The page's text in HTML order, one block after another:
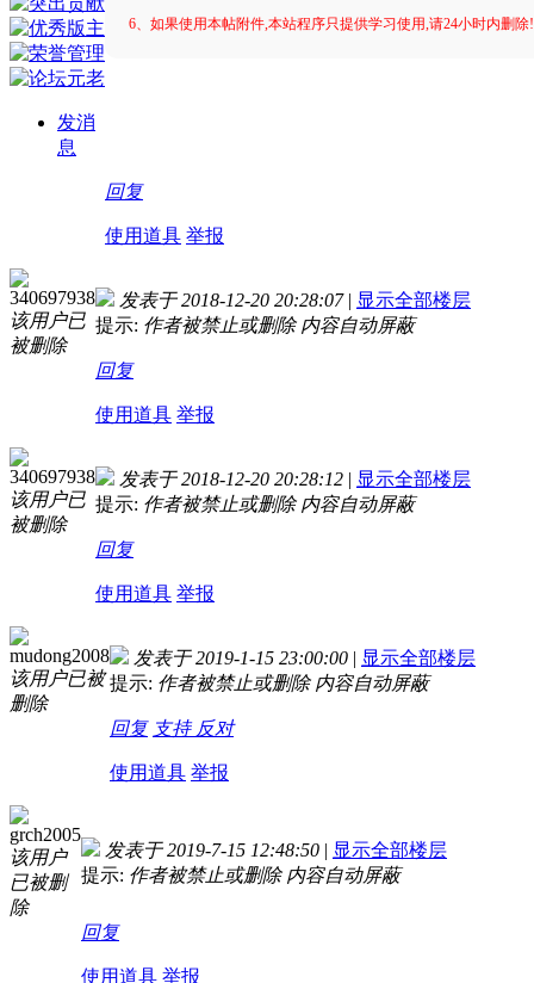
发消
息
6、如果使用本帖附件,本站程序只提供学习使用,请24小时内删
回复
使用道具 举报
340697938
该用户已
被删除
发表于 2018-12-20 20:28:07 | 显示全部楼层
提示: 作者被禁止或删除 内容自动屏蔽
回复
使用道具 举报
340697938
该用户已
被删除
发表于 2018-12-20 20:28:12 | 显示全部楼层
提示: 作者被禁止或删除 内容自动屏蔽
回复
使用道具 举报
mudong2008
该用户已被
删除
发表于 2019-1-15 23:00:00 | 显示全部楼层
提示: 作者被禁止或删除 内容自动屏蔽
回复 支持 反对
使用道具 举报
grch2005
该用户
已被删
除
发表于 2019-7-15 12:48:50 | 显示全部楼层
提示: 作者被禁止或删除 内容自动屏蔽
回复
使用道具 举报